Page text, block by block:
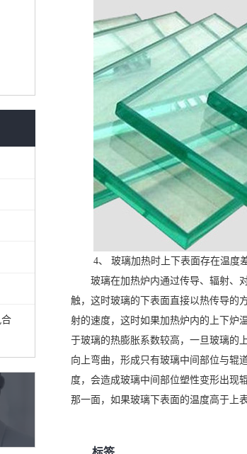
4、 玻璃加热时上下表面存在温度
玻璃在加热炉内通过传导、辐射、对
触，这时玻璃的下表面直接以热传导的
射的速度，这时如果加热炉内的上下炉
于玻璃的热膨胀系数较高，一旦玻璃的
向上弯曲，形成只有玻璃中间部位与辊
度，会造成玻璃中间部位塑性变形出现
那一面，如果玻璃下表面的温度高于上